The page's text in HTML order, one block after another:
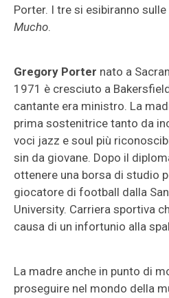
Porter. I tre si esibiranno
Mucho.
Gregory Porter nato a
1971 è cresciuto a
cantante era ministro. La
prima sostenitrice tanto da
voci jazz e soul più
sin da giovane. Dopo il
ottenere una borsa di studio
giocatore di football dalla
University. Carriera sportiva
causa di un infortunio alla
La madre anche in punto di
proseguire nel mondo della